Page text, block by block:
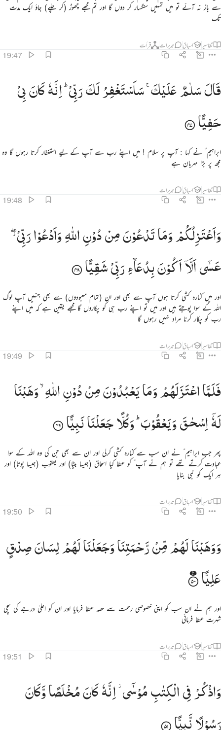
سے باز نہ آئے تو میں تمہیں سنگسار کر دوں گا اور تم مجھے چھوڑ (کر چلے) جاؤ ایک مدت
تک
تفاسیر اسباق تدبرات قرأت
19:47
قال سلام عليك ساستغفر لك ربي انه كان بي حفيا ٤٧
قَالَ سَلَـٰمٌ عَلَيْكَ ۖ سَأَسْتَغْفِرُ لَكَ رَبِّىٓ ۖ إِنَّهُۥ كَانَ بِى حَفِيًّۭا ٤٧
قَالَسَلٰمٌعَلَیْكَ ۚ سَاَسْتَغْفِرُلَكَرَبِّیْ ؕ اِنَّهٗكَانَبِیْ
حَفِیًّا
ابراہیم ؑ نے کہا : آپ پر سلام ! میں اپنے رب سے آپ کے لیے استغفار کرتا رہوں گا وہ
مجھ پر بڑا مہربان ہے
تفاسیر اسباق تدبرات
19:48
واعتزلكم وما تدعون من دون الله وادعو ربي عسى الا اكون بدعاء ربي شقيا ٤٨
وَأَعْتَزِلُكُمْ وَمَا تَدْعُونَ مِن دُونِ ٱللَّهِ وَأَدْعُوا۟ رَبِّى عَسَىٰٓ أَلَّآ أَكُونَ بِدُعَآءِ رَبِّى شَقِيًّۭا ٤٨
وَاَعْتَزِلُكُمْوَمَاتَدْعُوْنَمِنْدُوْنِاللّٰهِوَاَدْعُوْارَبِّیْ ۖؗ
عَسٰۤیاَلَّاۤاَكُوْنَبِدُعَآءِرَبِّیْشَقِیًّا
اور میں کنارہ کشی کرتا ہوں آپ سے بھی اور ان (تمام معبودوں) سے بھی جنہیں آپ لوگ
اللہ کے سوا پوجتے ہیں اور میں تو اپنے رب ہی کو پکاروں گا مجھے یقین ہے کہ میں اپنے
رب کو پکار کرنا مراد نہیں رہوں گا
تفاسیر اسباق تدبرات
19:49
فلما اعتزلهم وما يعبدون من دون الله وهبنا له اسحاق ويعقوب وكلا جعلنا نبيا ٤٩
فَلَمَّا ٱعْتَزَلَهُمْ وَمَا يَعْبُدُونَ مِن دُونِ ٱللَّهِ وَهَبْنَا لَهُۥٓ إِسْحَـٰقَ وَيَعْقُوبَ ۖ وَكُلًّۭا جَعَلْنَا نَبِيًّۭا ٤٩
فَلَمَّااعْتَزَلَهُمْوَمَایَعْبُدُوْنَمِنْدُوْنِاللّٰهِ ۙ وَهَبْنَا
لَهٗۤاِسْحٰقَوَیَعْقُوْبَ ؕ وَكُلًّاجَعَلْنَانَبِیًّا
پھر جب ابراہیم ؑ نے ان سب سے کنارہ کشی کرلی اور ان سے بھی جن کی وہ اللہ کے سوا
عبادت کرتے تھے تو ہم نے آپ ؑ کو عطا کیا اسحاق (جیسا بیٹا) اور یعقوب (جیسا پوتا) اور
ہر ایک کو نبی بنایا
تفاسیر اسباق تدبرات
19:50
ووهبنا لهم من رحمتنا وجعلنا لهم لسان صدق عليا ٥٠
وَوَهَبْنَا لَهُم مِّن رَّحْمَتِنَا وَجَعَلْنَا لَهُمْ لِسَانَ صِدْقٍ عَلِيًّۭا ٥٠
وَوَهَبْنَالَهُمْمِّنْرَّحْمَتِنَاوَجَعَلْنَالَهُمْلِسَانَصِدْقٍ
عَلِیًّا
اور ہم نے ان سب کو اپنی خصوصی رحمت سے حصہ عطا فرمایا اور ان کو اعلیٰ درجے کی سچی
شہرت عطا فرمائی
تفاسیر اسباق تدبرات
19:51
واذكر في الكتاب موسى انه كان مخلصا وكان رسولا نبيا ٥١
وَٱذْكُرْ فِى ٱلْكِتَـٰبِ مُوسَىٰٓ ۚ إِنَّهُۥ كَانَ مُخْلَصًۭا وَكَانَ رَسُولًۭا نَّبِيًّۭا ٥١
وَاذْكُرْفِیالْكِتٰبِمُوْسٰۤی ؗ اِنَّهٗكَانَمُخْلَصًاوَّكَانَ